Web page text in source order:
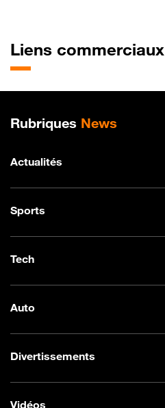
Liens commerciaux
Plan de site
Rubriques News
Actualités
Sports
Tech
Auto
Divertissements
Vidéos